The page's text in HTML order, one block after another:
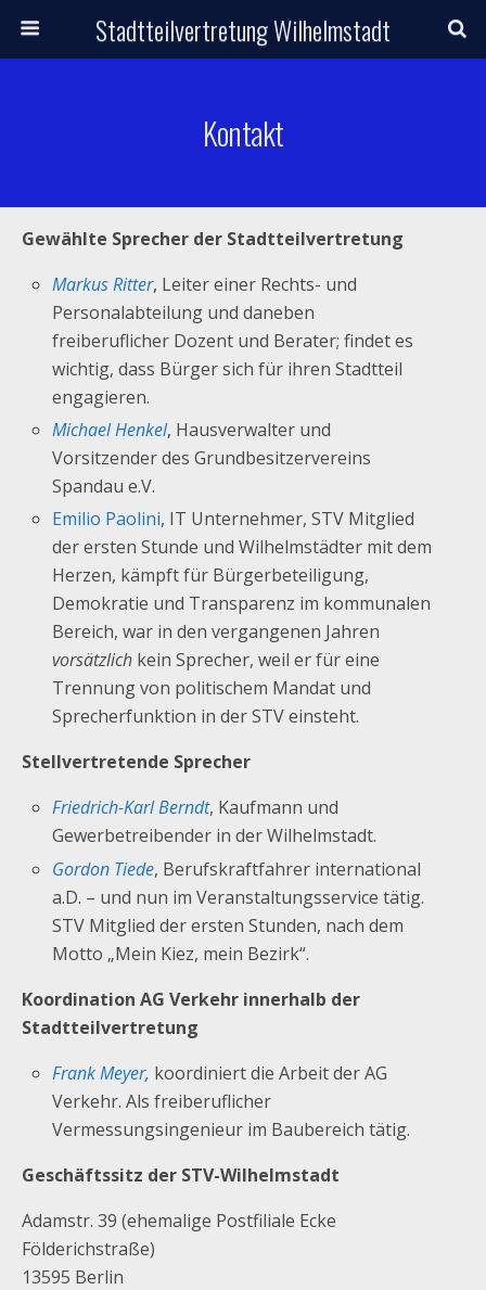
Stadtteilvertretung Wilhelmstadt
Kontakt
Gewählte Sprecher der Stadtteilvertretung
Markus Ritter, Leiter einer Rechts- und
Personalabteilung und daneben
freiberuflicher Dozent und Berater; findet es
wichtig, dass Bürger sich für ihren Stadtteil
engagieren.
Michael Henkel, Hausverwalter und
Vorsitzender des Grundbesitzervereins
Spandau e.V.
Emilio Paolini, IT Unternehmer, STV Mitglied
der ersten Stunde und Wilhelmstädter mit dem
Herzen, kämpft für Bürgerbeteiligung,
Demokratie und Transparenz im kommunalen
Bereich, war in den vergangenen Jahren
vorsätzlich kein Sprecher, weil er für eine
Trennung von politischem Mandat und
Sprecherfunktion in der STV einsteht.
Stellvertretende Sprecher
Friedrich-Karl Berndt, Kaufmann und
Gewerbetreibender in der Wilhelmstadt.
Gordon Tiede, Berufskraftfahrer international
a.D. – und nun im Veranstaltungsservice tätig.
STV Mitglied der ersten Stunden, nach dem
Motto „Mein Kiez, mein Bezirk“.
Koordination AG Verkehr innerhalb der
Stadtteilvertretung
Frank Meyer, koordiniert die Arbeit der AG
Verkehr. Als freiberuflicher
Vermessungsingenieur im Baubereich tätig.
Geschäftssitz der STV-Wilhelmstadt
Adamstr. 39 (ehemalige Postfiliale Ecke
Földerichstraße)
13595 Berlin